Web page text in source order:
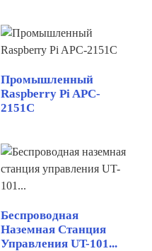
Промышленный
Raspberry Pi APC-
2151C
Беспроводная
Наземная Станция
Управления UT-101...